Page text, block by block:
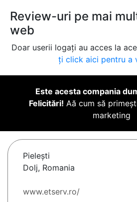
Review-uri pe mai
web
Doar userii logați au acces la
ți click aici pentru a
Este acesta compania
Felicitări! Aă cum să
marketing
Pieleşti
Dolj, Romania
www.etserv.ro/